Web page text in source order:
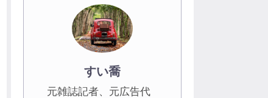
すい喬
元雑誌記者、元広告代